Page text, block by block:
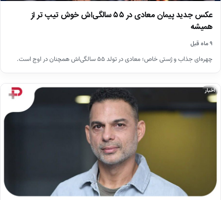
عکس جدید پیمان معادی در ۵۵ سالگی‌اش خوش تیپ تر از
همیشه
۹ ماه قبل
چهره‌ای جذاب و ژستی خاص؛ معادی در تولد ۵۵ سالگی‌اش همچنان در اوج است.
اخبار